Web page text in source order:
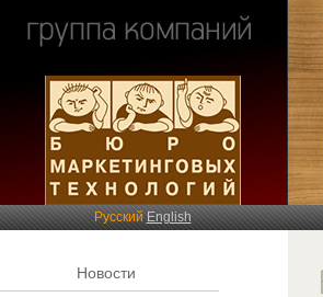
РусскийEnglish
Новости